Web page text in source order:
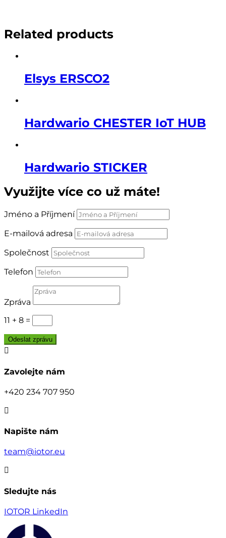
Related products
Elsys ERSCO2
Hardwario CHESTER IoT HUB
Hardwario STICKER
Využijte více co už máte!
Jméno a Příjmení
E-mailová adresa
Společnost
Telefon
Zpráva
11 + 8 =
Odeslat zprávu

Zavolejte nám
+420 234 707 950

Napište nám
team@iotor.eu

Sledujte nás
IOTOR LinkedIn